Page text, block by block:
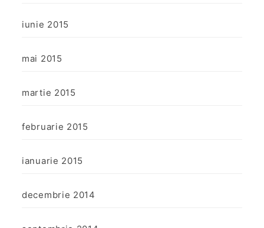
iunie 2015
mai 2015
martie 2015
februarie 2015
ianuarie 2015
decembrie 2014